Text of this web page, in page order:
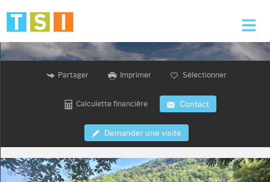
Accueil
Alerte e-mail
Partager Imprimer Sélectionner
Calculette financière Contact
Demander une visite